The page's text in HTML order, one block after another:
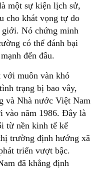
một sự kiện lịch sử,
cho khát vọng tự do
giới. Nó chứng minh
có thể đánh bại
đến đâu.
với muôn vàn khó
trạng bị bao vây,
và Nhà nước Việt Nam
vào năm 1986. Đây là
từ nền kinh tế kế
trường định hướng xã
triển vượt bậc.
đã khẳng định